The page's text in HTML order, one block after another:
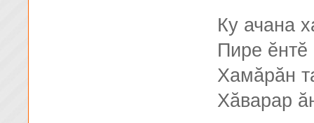
Ку ачана
Пире
Хамăрăн
Хăварар